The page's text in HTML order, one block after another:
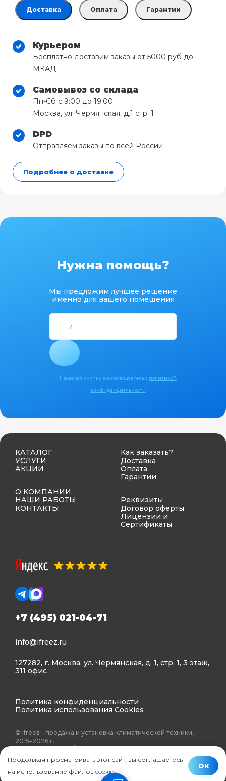
Доставка Оплата Гарантии
Курьером
Бесплатно доставим заказы от 5000 руб до
МКАД
Самовывоз со склада
Пн-Сб с 9:00 до 19:00
Москва, ул. Чермянская, д.1 стр. 1
DPD
Отправляем заказы по всей России
Подробнее о доставке
Нужна помощь?
Мы предложим лучшее решение
именно для вашего помещения
Нажимая кнопку вы соглашаетесь с политикой
конфиденциальности
КАТАЛОГ
УСЛУГИ
АКЦИИ
О КОМПАНИИ
НАШИ РАБОТЫ
КОНТАКТЫ
Как заказать?
Доставка
Оплата
Гарантии
Реквизиты
Договор оферты
Лицензии и
Сертификаты
+7 (495) 021-04-71
info@ifreez.ru
127282, г. Москва, ул. Чермянская, д. 1, стр. 1, 3 этаж,
311 офис
Политика конфиденциальности
Политика использования Cookies
© Ifreez - продажа и установка климатической техники,
2015–2026 г.
Продолжая просматривать этот сайт, вы соглашаетесь
на использование файлов cookies.
ОК